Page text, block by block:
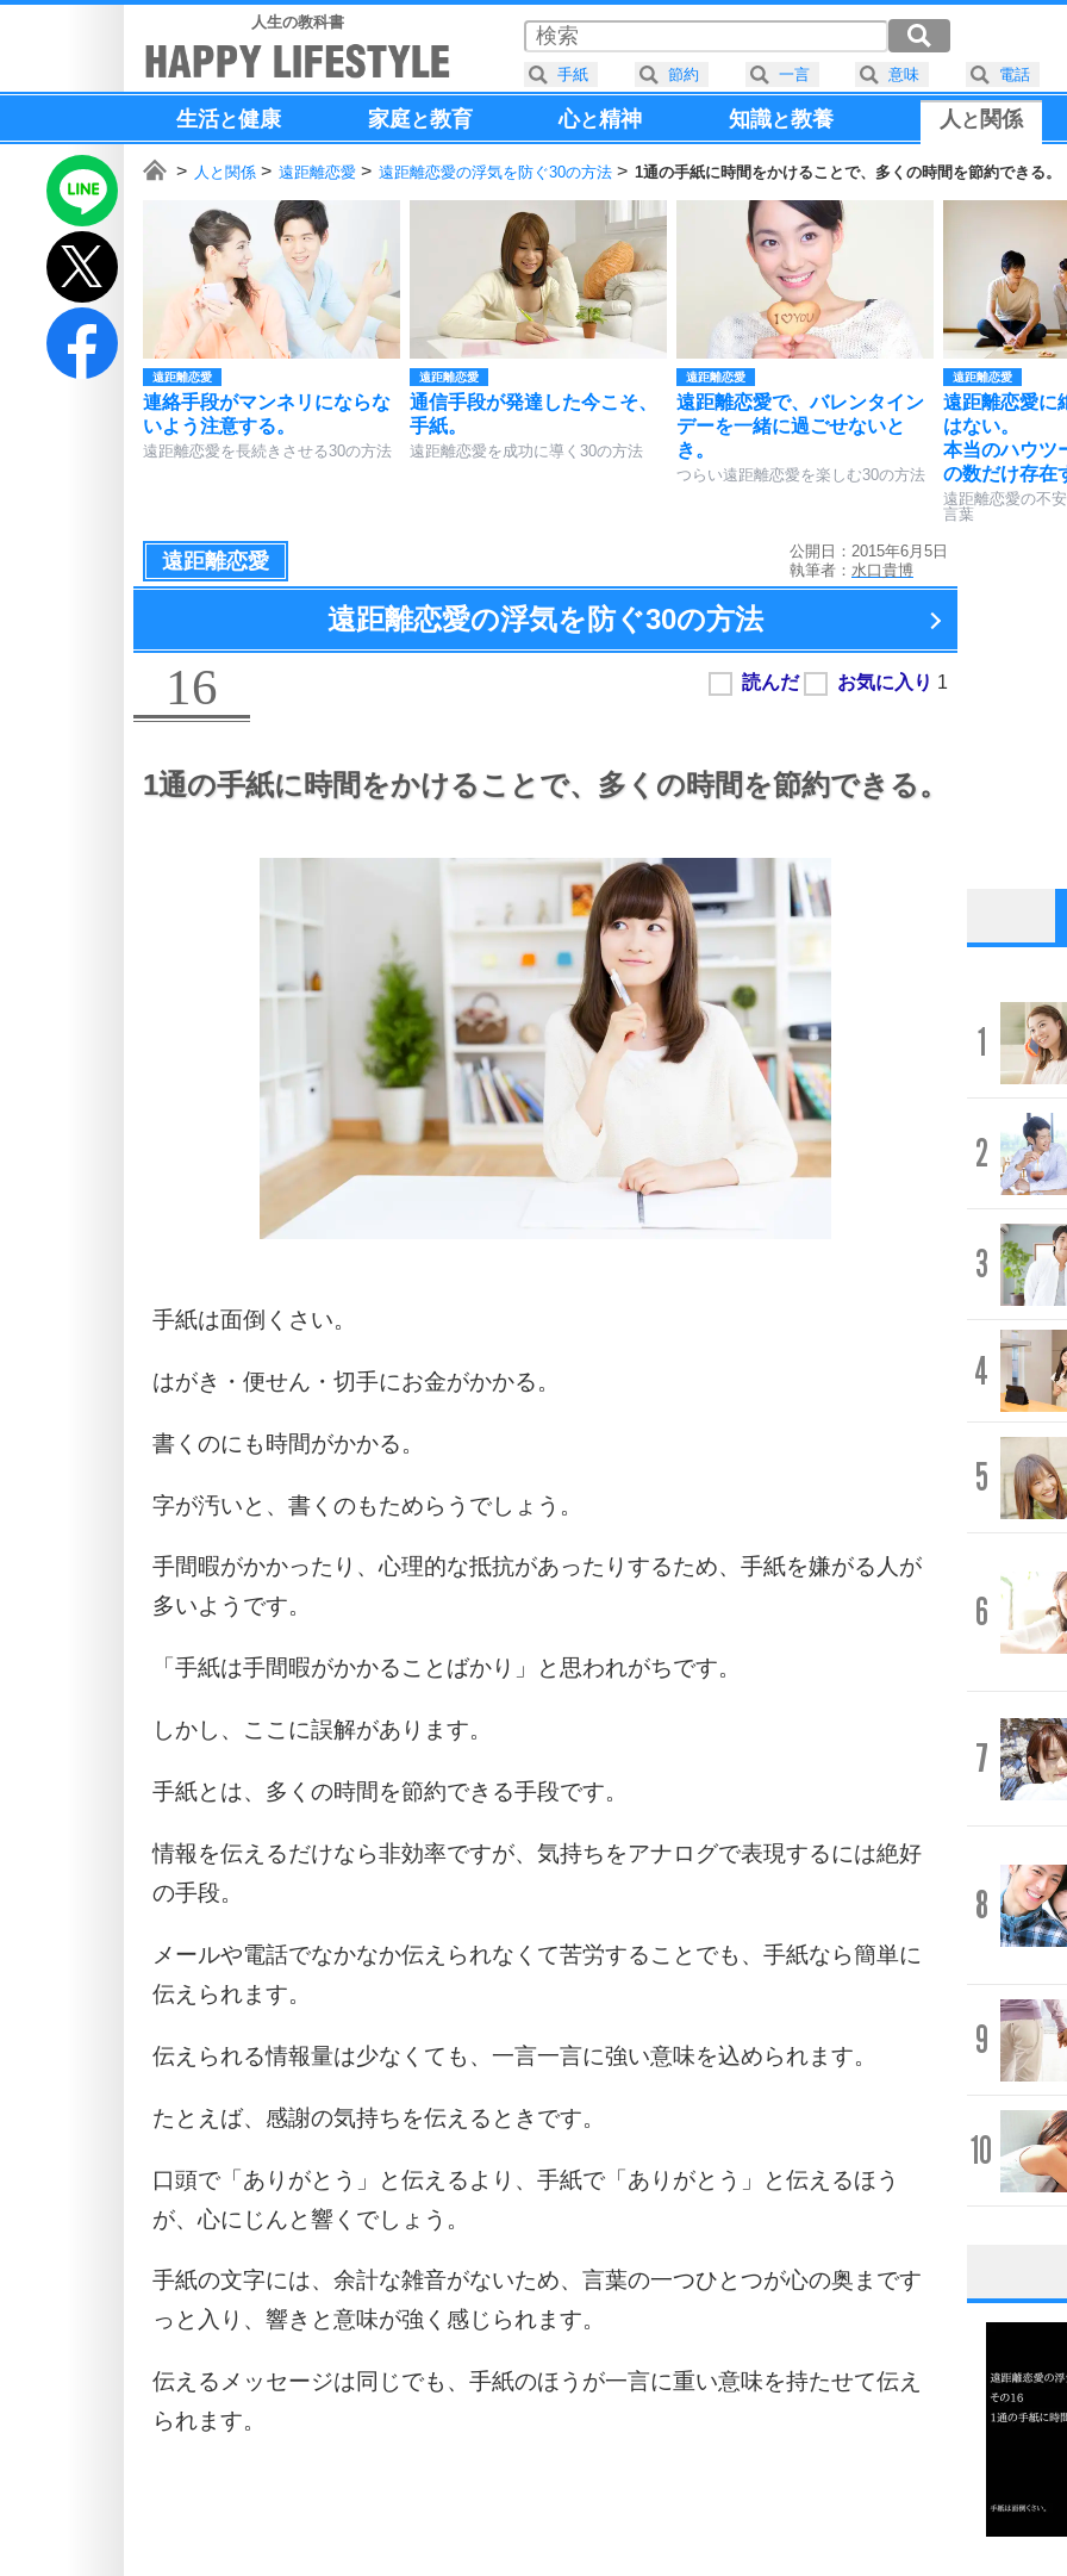
人生の教科書
生活と健康 家庭と教育 心と精神 知識と教養 人と 関係
人と関係 遠距離恋愛 遠距離恋愛の浮気を防ぐ30の方法 1通の手紙に時間をかけることで、多くの時間を節約できる。
遠距離恋愛
連絡手段がマンネリにならな
いよう注意する。
遠距離恋愛を長続きさせる30の方法
遠距離恋愛
通信手段が発達した今こそ、
手紙。
遠距離恋愛を成功に導く30の方法
遠距離恋愛
遠距離恋愛で、バレンタイン
デーを一緒に過ごせないと
き。
つらい遠距離恋愛を楽しむ30の方法
遠距離恋愛
遠距離恋愛に
はない。
本当のハウツ
の数だけ存在
遠距離恋愛の不
言葉
遠距離恋愛
公開日：2015年6月5日
執筆者： 水口貴博
遠距離恋愛の浮気を防ぐ30の方法
16
1通の手紙に時間をかけることで、 多くの時間を節約できる。
手紙は面倒くさい。
はがき・便せん・切手にお金がかかる。
書くのにも時間がかかる。
字が汚いと、書くのもためらうでしょう。
手間暇がかかったり、心理的な抵抗があったりするため、手紙を嫌がる人が
多いようです。
「手紙は手間暇がかかることばかり」と思われがちです。
しかし、ここに誤解があります。
手紙とは、多くの時間を節約できる手段です。
情報を伝えるだけなら非効率ですが、気持ちをアナログで表現するには絶好
の手段。
メールや電話でなかなか伝えられなくて苦労することでも、手紙なら簡単に
伝えられます。
伝えられる情報量は少なくても、一言一言に強い意味を込められます。
たとえば、感謝の気持ちを伝えるときです。
口頭で「ありがとう」と伝えるより、手紙で「ありがとう」と伝えるほう
が、心にじんと響くでしょう。
手紙の文字には、余計な雑音がないため、言葉の一つひとつが心の奥まです
っと入り、響きと意味が強く感じられます。
伝えるメッセージは同じでも、手紙のほうが一言に重い意味を持たせて伝え
られます。
1
2
3
4
5
6
7
8
9
10
1
3
手紙 節約 一言 意味 電話